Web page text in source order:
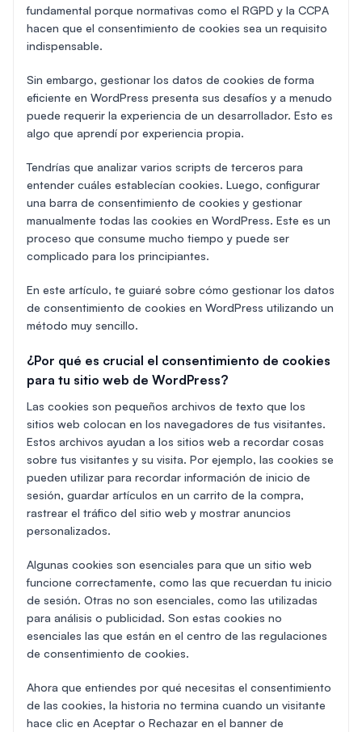
fundamental porque normativas como el RGPD y la CCPA
hacen que el consentimiento de cookies sea un requisito
indispensable.
Sin embargo, gestionar los datos de cookies de forma
eficiente en WordPress presenta sus desafíos y a menudo
puede requerir la experiencia de un desarrollador. Esto es
algo que aprendí por experiencia propia.
Tendrías que analizar varios scripts de terceros para
entender cuáles establecían cookies. Luego, configurar
una barra de consentimiento de cookies y gestionar
manualmente todas las cookies en WordPress. Este es un
proceso que consume mucho tiempo y puede ser
complicado para los principiantes.
En este artículo, te guiaré sobre cómo gestionar los datos
de consentimiento de cookies en WordPress utilizando un
método muy sencillo.
¿Por qué es crucial el consentimiento de cookies
para tu sitio web de WordPress?
Las cookies son pequeños archivos de texto que los
sitios web colocan en los navegadores de tus visitantes.
Estos archivos ayudan a los sitios web a recordar cosas
sobre tus visitantes y su visita. Por ejemplo, las cookies se
pueden utilizar para recordar información de inicio de
sesión, guardar artículos en un carrito de la compra,
rastrear el tráfico del sitio web y mostrar anuncios
personalizados.
Algunas cookies son esenciales para que un sitio web
funcione correctamente, como las que recuerdan tu inicio
de sesión. Otras no son esenciales, como las utilizadas
para análisis o publicidad. Son estas cookies no
esenciales las que están en el centro de las regulaciones
de consentimiento de cookies.
Ahora que entiendes por qué necesitas el consentimiento
de las cookies, la historia no termina cuando un visitante
hace clic en Aceptar o Rechazar en el banner de